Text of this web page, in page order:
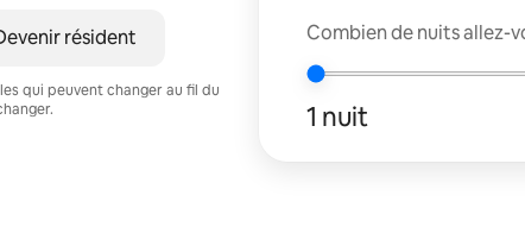
résident
qui peuvent changer au fil du
Combien de nuits allez-
1 nuit